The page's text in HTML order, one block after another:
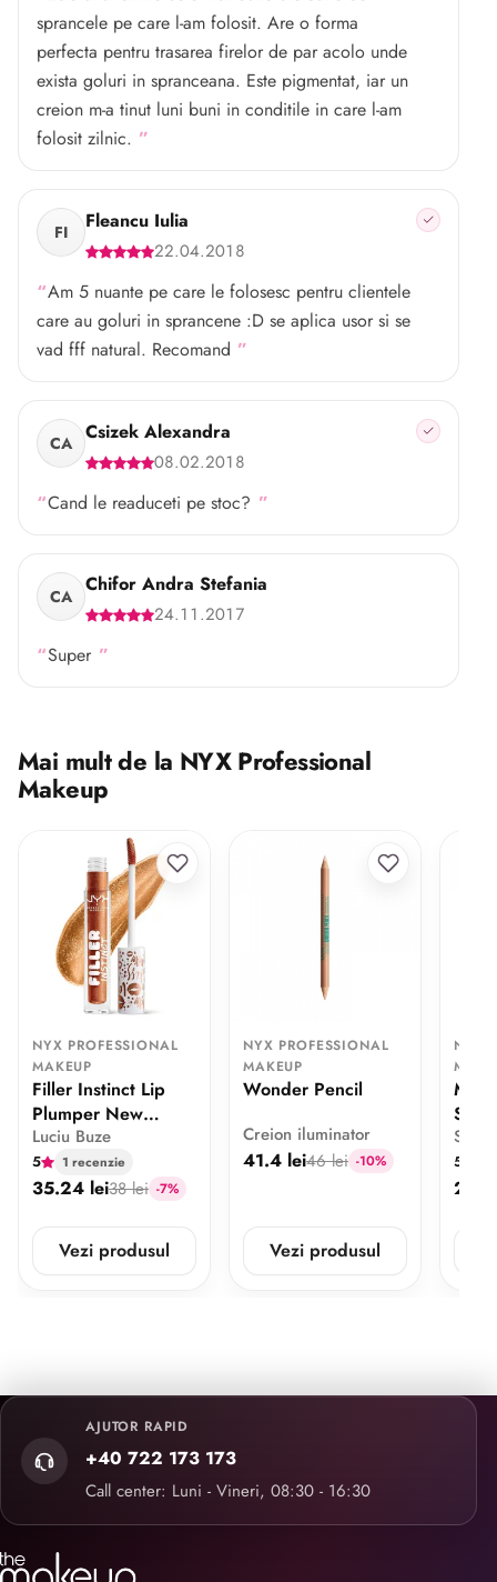
sprancele pe care l-am folosit. Are o forma
perfecta pentru trasarea firelor de par acolo unde
exista goluri in spranceana. Este pigmentat, iar un
creion m-a tinut luni buni in conditile in care l-am
folosit zilnic.
FI Fleancu Iulia
22.04.2018
Am 5 nuante pe care le folosesc pentru clientele
care au goluri in sprancene :D se aplica usor si se
vad fff natural. Recomand
CA Csizek Alexandra
08.02.2018
Cand le readuceti pe stoc?
CA Chifor Andra Stefania
24.11.2017
Super
Mai mult de la NYX Professional
Makeup
NYX PROFESSIONAL
MAKEUP
Filler Instinct Lip
Plumper New
Money
Luciu Buze
5 1 recenzie
35.24 lei38 lei -7%
Vezi produsul
NYX PROFESSIONAL
MAKEUP
Wonder Pencil
Creion iluminator
41.4 lei46 lei -10%
Vezi produsul
NYX
5
AJUTOR RAPID
+40 722 173 173
Call center: Luni - Vineri, 08:30 - 16:30